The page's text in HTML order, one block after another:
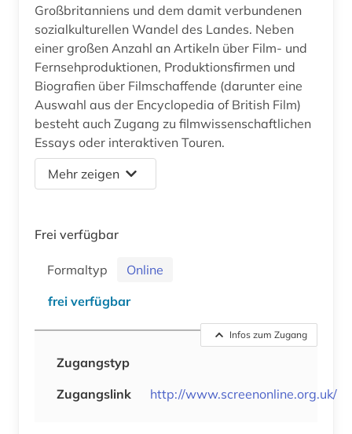
Großbritanniens und dem damit verbundenen
sozialkulturellen Wandel des Landes. Neben
einer großen Anzahl an Artikeln über Film- und
Fernsehproduktionen, Produktionsfirmen und
Biografien über Filmschaffende (darunter eine
Auswahl aus der Encyclopedia of British Film)
besteht auch Zugang zu filmwissenschaftlichen
Essays oder interaktiven Touren.
Mehr zeigen
Frei verfügbar
Formaltyp
Online
frei verfügbar
Infos zum Zugang
Zugangstyp
Zugangslink
http://www.screenonline.org.uk/